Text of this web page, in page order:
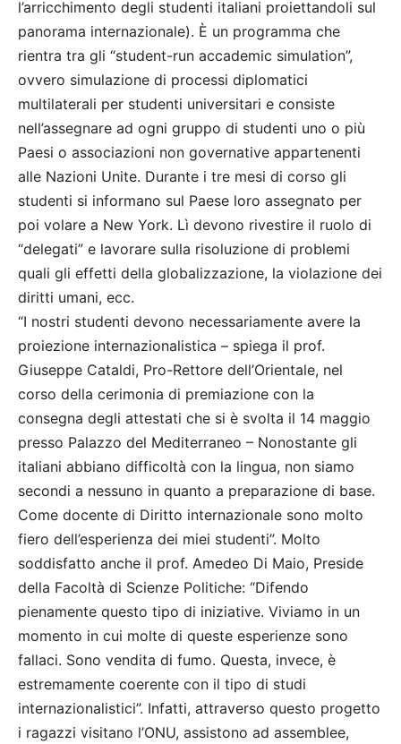
l’arricchimento degli studenti italiani proiettandoli sul
panorama internazionale). È un programma che
rientra tra gli “student-run accademic simulation”,
ovvero simulazione di processi diplomatici
multilaterali per studenti universitari e consiste
nell’assegnare ad ogni gruppo di studenti uno o più
Paesi o associazioni non governative appartenenti
alle Nazioni Unite. Durante i tre mesi di corso gli
studenti si informano sul Paese loro assegnato per
poi volare a New York. Lì devono rivestire il ruolo di
“delegati” e lavorare sulla risoluzione di problemi
quali gli effetti della globalizzazione, la violazione dei
diritti umani, ecc.
“I nostri studenti devono necessariamente avere la
proiezione internazionalistica – spiega il prof.
Giuseppe Cataldi, Pro-Rettore dell’Orientale, nel
corso della cerimonia di premiazione con la
consegna degli attestati che si è svolta il 14 maggio
presso Palazzo del Mediterraneo – Nonostante gli
italiani abbiano difficoltà con la lingua, non siamo
secondi a nessuno in quanto a preparazione di base.
Come docente di Diritto internazionale sono molto
fiero dell’esperienza dei miei studenti”. Molto
soddisfatto anche il prof. Amedeo Di Maio, Preside
della Facoltà di Scienze Politiche: “Difendo
pienamente questo tipo di iniziative. Viviamo in un
momento in cui molte di queste esperienze sono
fallaci. Sono vendita di fumo. Questa, invece, è
estremamente coerente con il tipo di studi
internazionalistici”. Infatti, attraverso questo progetto
i ragazzi visitano l’ONU, assistono ad assemblee,